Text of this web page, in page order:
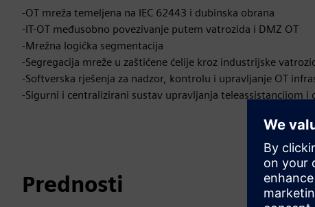
-OT mreža temeljena na IEC 62443 i dubinska obrana
-IT-OT međusobno povezivanje putem vatrozida i DMZ OT
-Mrežna logička segmentacija
-Segregacija mreže u zaštićene ćelije kroz industrijske
-Softverska rješenja za nadzor, kontrolu i upravljanje OT
-Sigurni i centralizirani sustav upravljanja teleassistancijom i
Prednosti